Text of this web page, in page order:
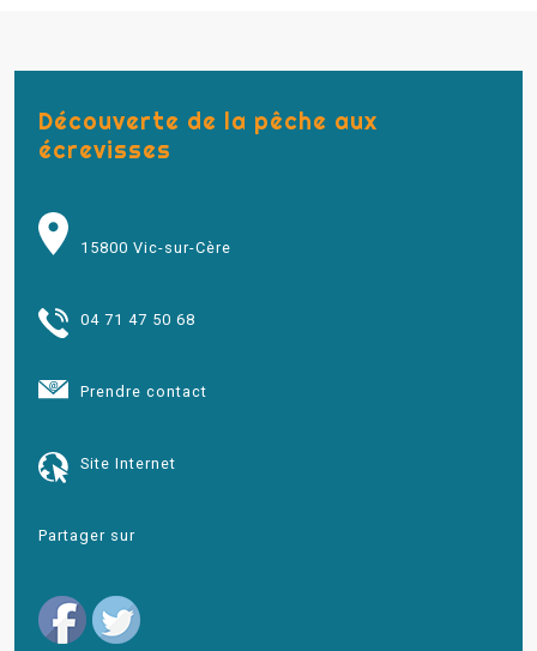
Découverte de la pêche aux
écrevisses
15800 Vic-sur-Cère
04 71 47 50 68
Prendre contact
Site Internet
Partager sur